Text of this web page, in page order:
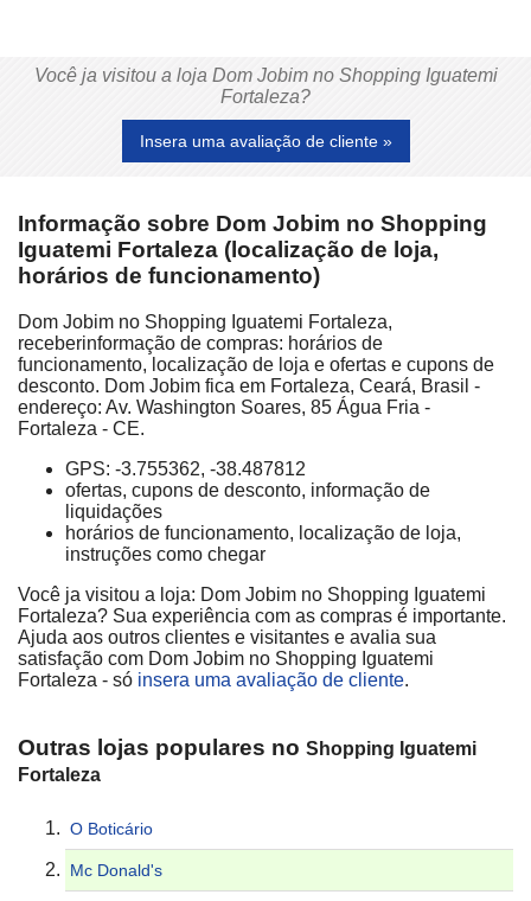
Você ja visitou a loja Dom Jobim no Shopping Iguatemi
Fortaleza?
Insera uma avaliação de cliente »
Informação sobre Dom Jobim no Shopping
Iguatemi Fortaleza (localização de loja,
horários de funcionamento)
Dom Jobim no Shopping Iguatemi Fortaleza,
receberinformação de compras: horários de
funcionamento, localização de loja e ofertas e cupons de
desconto. Dom Jobim fica em Fortaleza, Ceará, Brasil -
endereço: Av. Washington Soares, 85 Água Fria -
Fortaleza - CE.
GPS: -3.755362, -38.487812
ofertas, cupons de desconto, informação de
liquidações
horários de funcionamento, localização de loja,
instruções como chegar
Você ja visitou a loja: Dom Jobim no Shopping Iguatemi
Fortaleza? Sua experiência com as compras é importante.
Ajuda aos outros clientes e visitantes e avalia sua
satisfação com Dom Jobim no Shopping Iguatemi
Fortaleza - só insera uma avaliação de cliente.
Outras lojas populares no Shopping Iguatemi
Fortaleza
O Boticário
Mc Donald's